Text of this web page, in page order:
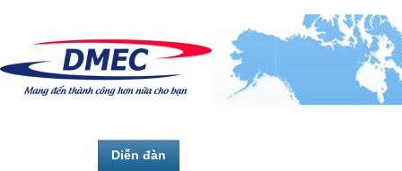
Diễn đàn